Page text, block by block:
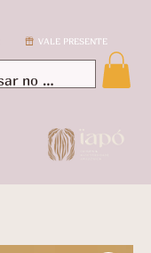
VALE PRESENTE